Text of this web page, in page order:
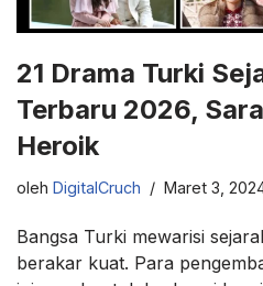
21 Drama Turki
Terbaru 2026,
Heroik
oleh DigitalCruch Maret 3,
Bangsa Turki mewarisi
berakar kuat. Para